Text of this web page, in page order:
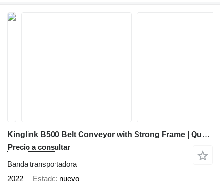
Kinglink B500 Belt Conveyor with Strong Frame | Quarry | Mining
Precio a consultar
Banda transportadora
2022
Estado nuevo